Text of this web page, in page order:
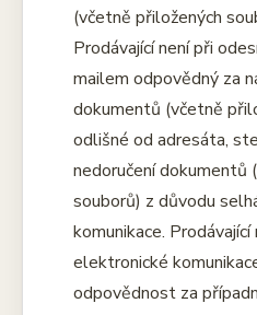
(včetně přiložených
Prodávající není při
mailem odpovědný za
dokumentů (včetně
odlišné od adresáta,
nedoručení dokumentů
souborů) z důvodu
komunikace.
elektronické
odpovědnost za